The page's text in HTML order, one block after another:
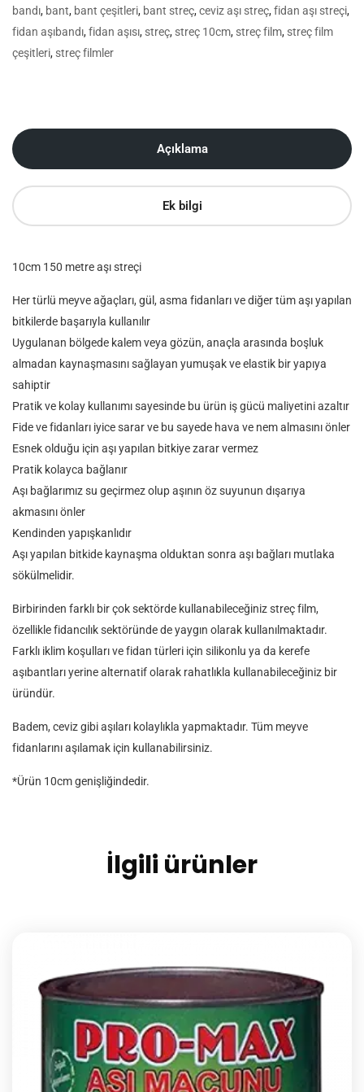
bandı, bant, bant çeşitleri, bant streç,ceviz aşı streç,fidan aşı streçi,
fidan aşıbandı,fidan aşısı, streç, streç 10cm, streç film, streç film
çeşitleri, streç filmler
Açıklama
Ek bilgi
10cm 150 metre aşı streçi
Her türlü meyve ağaçları, gül, asma fidanları ve diğer tüm aşı yapılan
bitkilerde başarıyla kullanılır
Uygulanan bölgede kalem veya gözün, anaçla arasında boşluk
almadan kaynaşmasını sağlayan yumuşak ve elastik bir yapıya
sahiptir
Pratik ve kolay kullanımı sayesinde bu ürün iş gücü maliyetini azaltır
Fide ve fidanları iyice sarar ve bu sayede hava ve nem almasını önler
Esnek olduğu için aşı yapılan bitkiye zarar vermez
Pratik kolayca bağlanır
Aşı bağlarımız su geçirmez olup aşının öz suyunun dışarıya
akmasını önler
Kendinden yapışkanlıdır
Aşı yapılan bitkide kaynaşma olduktan sonra aşı bağları mutlaka
sökülmelidir.
Birbirinden farklı bir çok sektörde kullanabileceğiniz streç film,
özellikle fidancılık sektöründe de yaygın olarak kullanılmaktadır.
Farklı iklim koşulları ve fidan türleri için silikonlu ya da kerefe
aşıbantları yerine alternatif olarak rahatlıkla kullanabileceğiniz bir
üründür.
Badem, ceviz gibi aşıları kolaylıkla yapmaktadır. Tüm meyve
fidanlarını aşılamak için kullanabilirsiniz.
*Ürün 10cm genişliğindedir.
İlgili ürünler